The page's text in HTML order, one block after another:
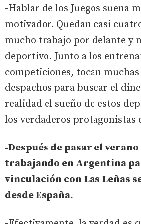
-Hablar de los Juegos suena
motivador. Quedan casi
mucho trabajo por delante y
deportivo. Junto a los
competiciones, tocan muchas
despachos para buscar el
realidad el sueño de estos
los verdaderos protagonistas
-Después de pasar el
trabajando en Argentina
vinculación con Las Leñas
desde España.